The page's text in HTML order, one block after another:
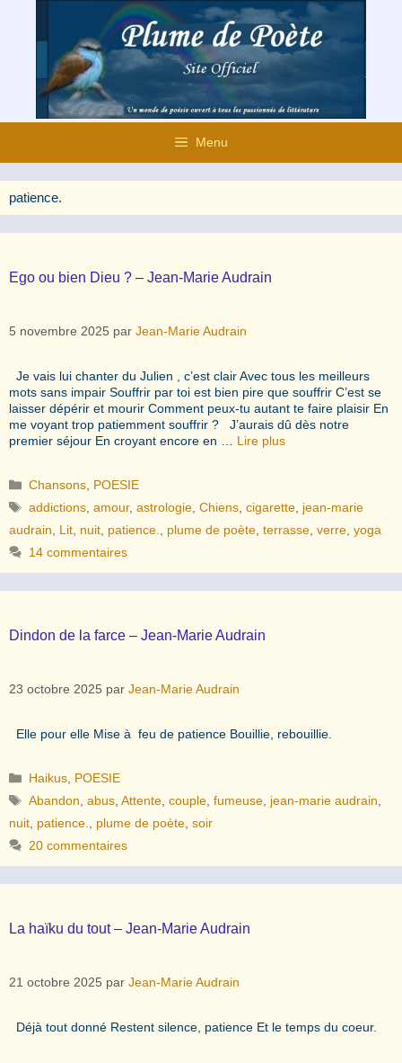
contenu
Menu
patience.
Ego ou bien Dieu ? – Jean-Marie Audrain
5 novembre 2025 par Jean-Marie Audrain
Je vais lui chanter du Julien , c’est clair Avec tous les meilleurs
mots sans impair Souffrir par toi est bien pire que souffrir C’est se
laisser dépérir et mourir Comment peux-tu autant te faire plaisir En
me voyant trop patiemment souffrir ? J’aurais dû dès notre
premier séjour En croyant encore en … Lire plus
Catégories
Chansons POESIE
Étiquettes
addictions ,amour,astrologie ,Chiens ,cigarette jean-marie
audrain
Lit nuit patience. plume de poète terrasse verre yoga
14 commentaires
Dindon de la farce – Jean-Marie Audrain
23 octobre 2025 par Jean-Marie Audrain
Elle pour elle Mise à feu de patience Bouillie, rebouillie.
Catégories
Haikus POESIE
Étiquettes
Abandon ,abus ,Attente ,couple ,fumeuse jean-marie audrain
nuit patience. plume de poète soir
20 commentaires
La haïku du tout – Jean-Marie Audrain
21 octobre 2025 par Jean-Marie Audrain
Déjà tout donné Restent silence, patience Et le temps du coeur.